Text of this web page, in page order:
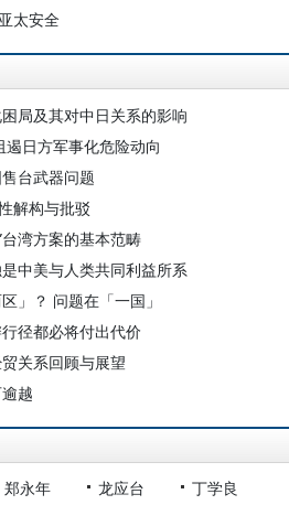
太安全
局及其对中日关系的影响
日方军事化危险动向
台武器问题
解构与批驳
湾方案的基本范畴
中美与人类共同利益所系
」？ 问题在「一国」
径都必将付出代价
关系回顾与展望
越
郑永年 龙应台 丁学良